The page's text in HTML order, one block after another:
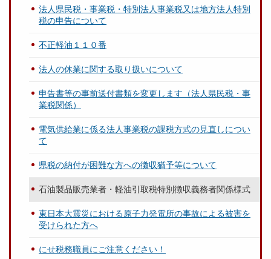
法人県民税・事業税・特別法人事業税又は地方法人特別
税の申告について
不正軽油１１０番
法人の休業に関する取り扱いについて
申告書等の事前送付書類を変更します（法人県民税・事
業税関係）
電気供給業に係る法人事業税の課税方式の見直しについ
て
県税の納付が困難な方への徴収猶予等について
石油製品販売業者・軽油引取税特別徴収義務者関係様式
東日本大震災における原子力発電所の事故による被害を
受けられた方へ
にせ税務職員にご注意ください！